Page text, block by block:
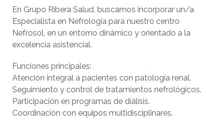
En Grupo Ribera Salud, buscamos incorporar un/a
Especialista en Nefrología para nuestro centro
Nefrosol, en un entorno dinámico y orientado a la
excelencia asistencial.
Funciones principales:
Atención integral a pacientes con patología renal.
Seguimiento y control de tratamientos nefrológicos.
Participación en programas de diálisis.
Coordinación con equipos multidisciplinares.